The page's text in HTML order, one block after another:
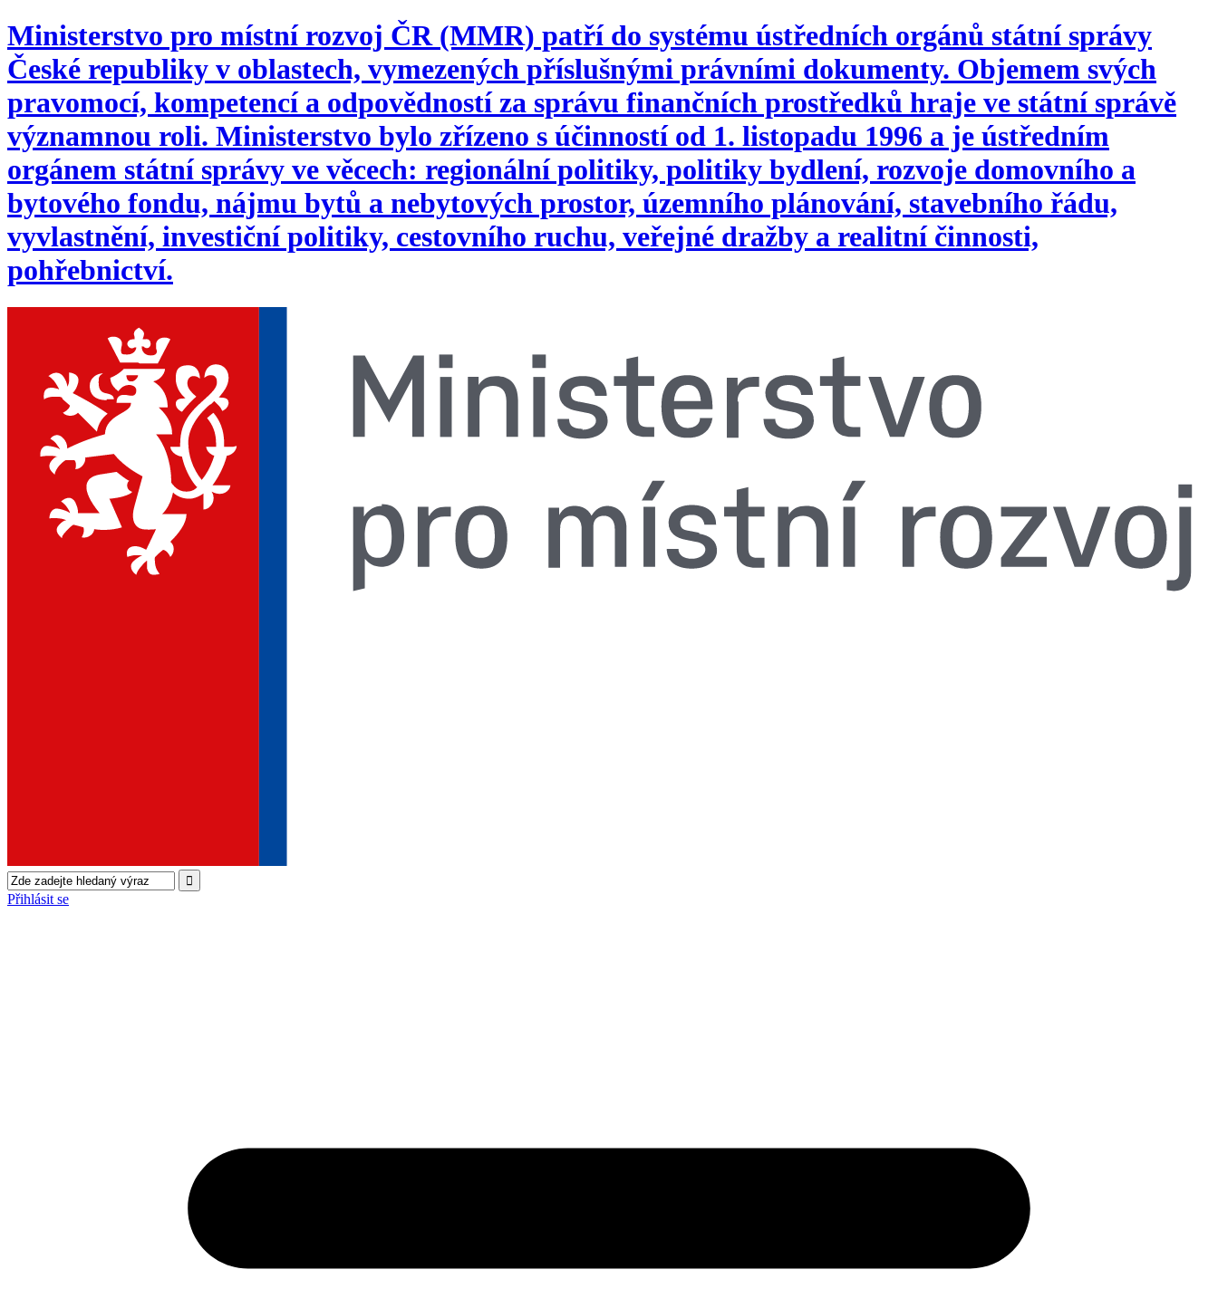
Ministerstvo pro místní rozvoj ČR (MMR) patří do systému ústředních orgánů státní správy
České republiky v oblastech, vymezených příslušnými právními dokumenty. Objemem svých
pravomocí, kompetencí a odpovědností za správu finančních prostředků hraje ve státní správě
významnou roli. Ministerstvo bylo zřízeno s účinností od 1. listopadu 1996 a je ústředním
orgánem státní správy ve věcech: regionální politiky, politiky bydlení, rozvoje domovního a
bytového fondu, nájmu bytů a nebytových prostor, územního plánování, stavebního řádu,
vyvlastnění, investiční politiky, cestovního ruchu, veřejné dražby a realitní činnosti,
pohřebnictví.
Přihlásit se